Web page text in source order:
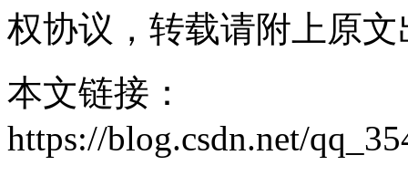
权协议，转载请附上原
本文链接：
https://blog.csdn.net/